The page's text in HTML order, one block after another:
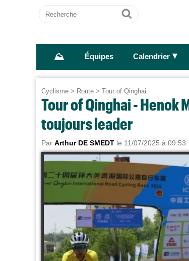
Recherche
Ok
⛰ Équipes Calendrier ►
Cyclisme > Route > Tour of Qinghai
Tour of Qinghai - Henok
toujours leader
Par Arthur DE SMEDT le 11/07/2025 à 09:53.